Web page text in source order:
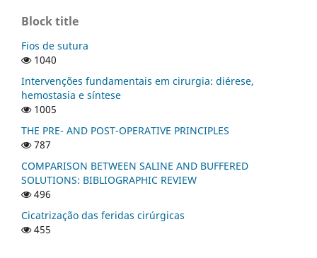
Block title
Fios de sutura
1040
Intervenções fundamentais em cirurgia: diérese,
hemostasia e síntese
1005
THE PRE- AND POST-OPERATIVE PRINCIPLES
787
COMPARISON BETWEEN SALINE AND BUFFERED
SOLUTIONS: BIBLIOGRAPHIC REVIEW
496
Cicatrização das feridas cirúrgicas
455